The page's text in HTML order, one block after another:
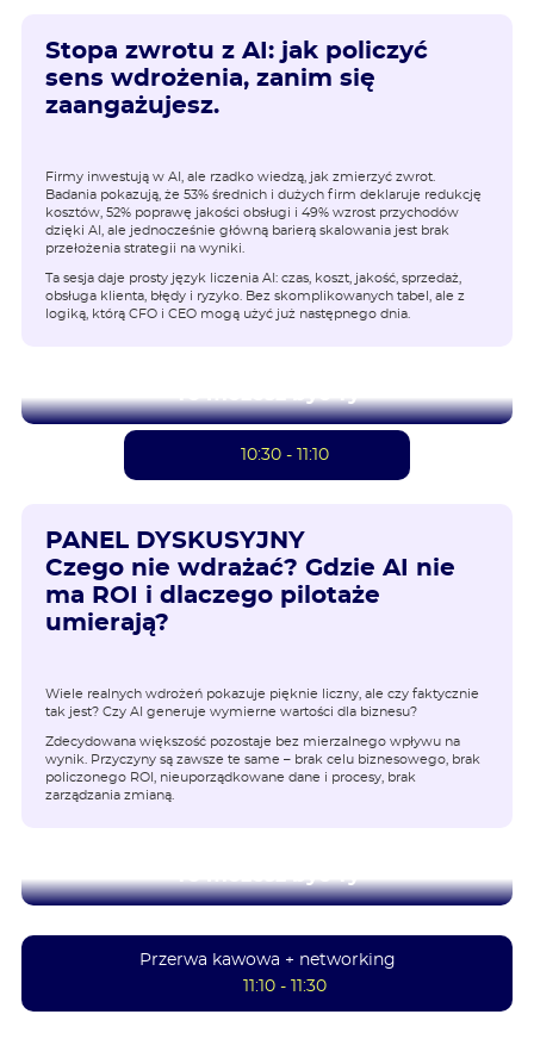
Stopa zwrotu z AI: jak policzyć
sens wdrożenia, zanim się
zaangażujesz.
Firmy inwestują w AI, ale rzadko wiedzą, jak zmierzyć zwrot.
Badania pokazują, że 53% średnich i dużych firm deklaruje redukcję
kosztów, 52% poprawę jakości obsługi i 49% wzrost przychodów
dzięki AI, ale jednocześnie główną barierą skalowania jest brak
przełożenia strategii na wyniki.
Ta sesja daje prosty język liczenia AI: czas, koszt, jakość, sprzedaż,
obsługa klienta, błędy i ryzyko. Bez skomplikowanych tabel, ale z
logiką, którą CFO i CEO mogą użyć już następnego dnia.
10:30 - 11:10
PANEL DYSKUSYJNY
Czego nie wdrażać? Gdzie AI nie
ma ROI i dlaczego pilotaże
umierają?
Wiele realnych wdrożeń pokazuje pięknie liczny, ale czy faktycznie
tak jest? Czy AI generuje wymierne wartości dla biznesu?
Zdecydowana większość pozostaje bez mierzalnego wpływu na
wynik. Przyczyny są zawsze te same – brak celu biznesowego, brak
policzonego ROI, nieuporządkowane dane i procesy, brak
zarządzania zmianą.
Przerwa kawowa + networking
11:10 - 11:30